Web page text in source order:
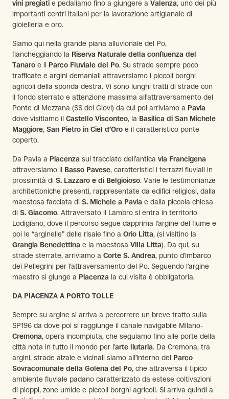
vini pregiati e pedaliamo fino a giungere a Valenza, uno dei più
importanti centri italiani per la lavorazione artigianale di
gioielleria e oro.
Siamo qui nella grande piana alluvionale del Po,
fiancheggiando la Riserva Naturale della confluenza del
Tanaro e il Parco Fluviale del Po. Su strade sempre poco
trafficate e argini demaniali attraversiamo i piccoli borghi
agricoli della sponda destra. Vi sono lunghi tratti di strade con
il fondo sterrato e attenzione massima all’attraversamento del
Ponte di Mezzana (SS dei Giovi) da cui poi arriviamo a Pavia
dove visitiamo il Castello Visconteo, la Basilica di San Michele
Maggiore, San Pietro in Ciel d’Oro e il caratteristico ponte
coperto.
Da Pavia a Piacenza sul tracciato dell’antica via Francigena
attraversiamo il Basso Pavese, caratteristici i terrazzi fluviali in
prossimità di S. Lazzaro e di Belgioioso. Varie le testimonianze
architettoniche presenti, rappresentate da edifici religiosi, dalla
maestosa facciata di S. Michele a Pavia e dalla piccola chiesa
di S. Giacomo. Attraversato il Lambro si entra in territorio
Lodigiano, dove il percorso segue dapprima l’argine del fiume e
poi le “arginelle” delle risaie fino a Orio Litta, (si visitino la
Grangia Benedettina e la maestosa Villa Litta). Da qui, su
strade sterrate, arriviamo a Corte S. Andrea, punto d’imbarco
dei Pellegrini per l’attraversamento del Po. Seguendo l’argine
maestro si giunge a Piacenza la cui visita è obbligatoria.
DA PIACENZA A PORTO TOLLE
Sempre su argine si arriva a percorrere un breve tratto sulla
SP196 da dove poi si raggiunge il canale navigabile Milano-
Cremona, opera incompiuta, che seguiamo fino alle porte della
città nota in tutto il mondo per l’arte liutaria. Da Cremona, tra
argini, strade alzaie e vicinali siamo all’interno del Parco
Sovracomunale della Golena del Po, che attraversa il tipico
ambiente fluviale padano caratterizzato da estese coltivazioni
di pioppi, zone umide e piccoli borghi agricoli. Si arriva quindi a